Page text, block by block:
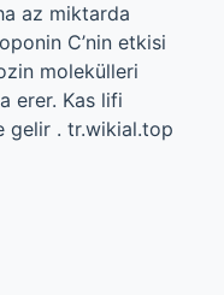
az miktarda
C’nin etkisi
molekülleri
erer. Kas lifi
gelir . tr.wikial.top